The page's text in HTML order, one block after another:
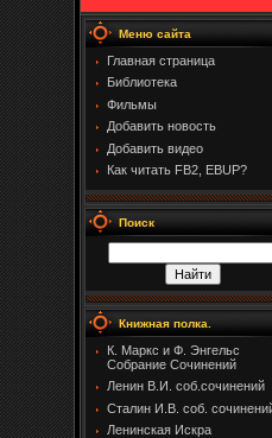
Меню сайта
Главная страница
Библиотека
Фильмы
Добавить новость
Добавить видео
Как читать FB2, EBUP?
Поиск
Книжная полка.
К. Маркс и Ф. Энгельс
Собрание Сочинений
Ленин В.И. соб.сочинений
Сталин И.В. соб.
Ленинская Искра